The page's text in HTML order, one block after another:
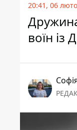
20:41, 06
воїн із